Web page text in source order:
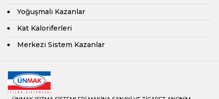
Yoğuşmalı Kazanlar
Kat Kaloriferleri
Merkezi Sistem Kazanlar